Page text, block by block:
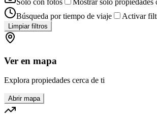
Búsqueda por tiempo de viaje
Activar
Limpiar filtros
Ver en mapa
Explora propiedades cerca de ti
Abrir mapa